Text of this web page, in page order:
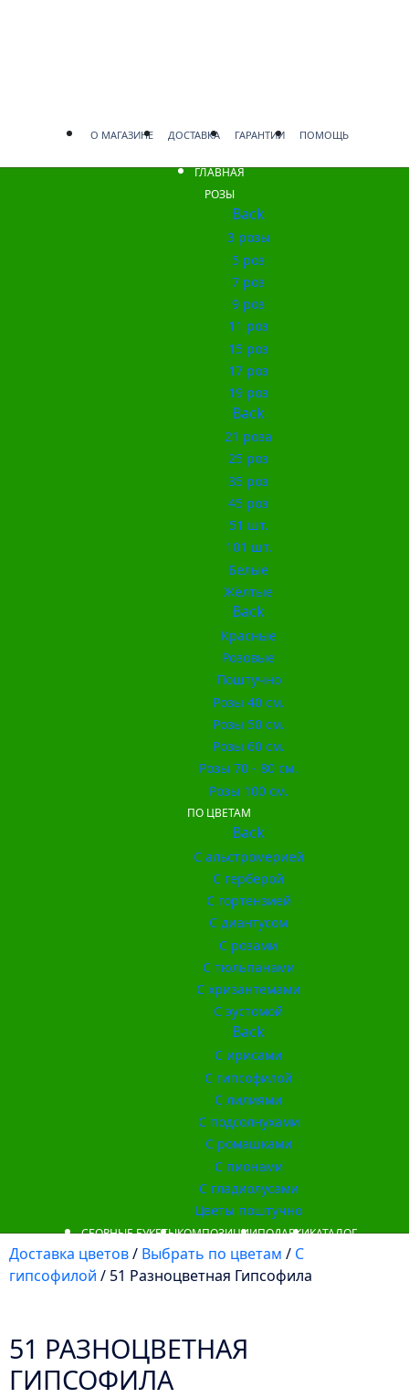
О МАГАЗИНЕ ДОСТАВКА ГАРАНТИИ ПОМОЩЬ
ГЛАВНАЯ
РОЗЫ
Back
3 розы
5 роз
7 роз
9 роз
11 роз
15 роз
17 роз
19 роз
Back
21 роза
25 роз
35 роз
45 роз
51 шт.
101 шт.
Белые
Жёлтые
Back
Красные
Розовые
Поштучно
Розы 40 см.
Розы 50 см.
Розы 60 см.
Розы 70 - 80 см.
Розы 100 см.
ПО ЦВЕТАМ
Back
С альстромерией
С герберой
С гортензией
С диантусом
С розами
С тюльпанами
С хризантемами
С эустомой
Back
С ирисами
С гипсофилой
С лилиями
С подсолнухами
С ромашками
С пионами
С гладиолусами
Цветы поштучно
СБОРНЫЕ БУКЕТЫКОМПОЗИЦИИПОДАРКИКАТАЛОГ
Доставка цветов/ Выбрать по цветам / С
гипсофилой / 51 Разноцветная Гипсофила
51 РАЗНОЦВЕТНАЯ
ГИПСОФИЛА